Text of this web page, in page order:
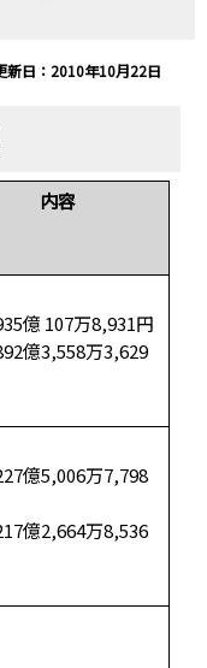
新日：2010年10月22日
内容
億 107万8,931円
億3,558万3,629
億5,006万7,798
億2,664万8,536